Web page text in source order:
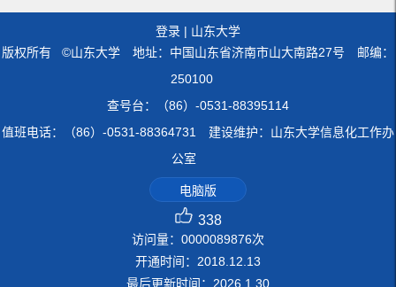
登录 | 山东大学
版权所有 ©山东大学 地址：中国山东省济南市山大南路27号 邮编：
250100
查号台：（86）-0531-88395114
值班电话：（86）-0531-88364731 建设维护：山东大学信息化工作办
公室
电脑版
338
访问量： 0000089876次
开通时间： 2018 12 13
最后更新时间： 2026 1 30